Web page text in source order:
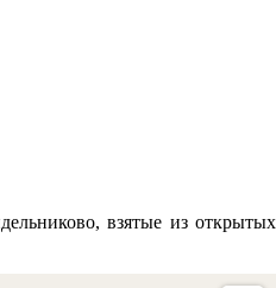
взятые из открытых